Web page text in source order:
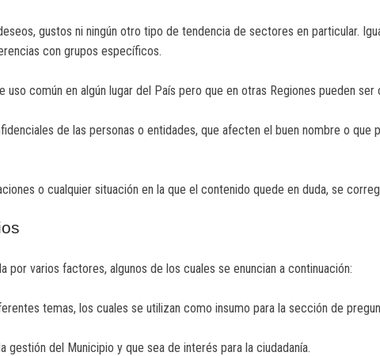
gustos ni ningún otro tipo de tendencia de sectores en particular.
con grupos específicos.
común en algún lugar del País pero que en otras Regiones pueden ser
de las personas o entidades, que afecten el buen nombre o que
o cualquier situación en la que el contenido quede en duda, se
varios factores, algunos de los cuales se enuncian a continuación:
temas, los cuales se utilizan como insumo para la sección de
del Municipio y que sea de interés para la ciudadanía.